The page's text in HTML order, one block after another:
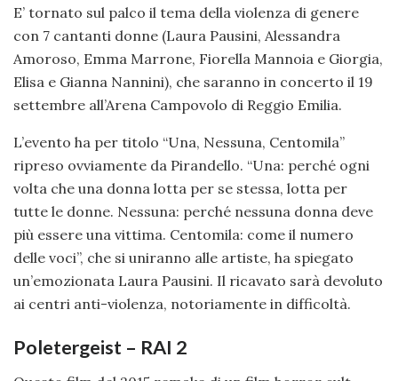
E’ tornato sul palco il tema della violenza di genere
con 7 cantanti donne (Laura Pausini, Alessandra
Amoroso, Emma Marrone, Fiorella Mannoia e Giorgia,
Elisa e Gianna Nannini), che saranno in concerto il 19
settembre all’Arena Campovolo di Reggio Emilia.
L’evento ha per titolo “Una, Nessuna, Centomila”
ripreso ovviamente da Pirandello. “Una: perché ogni
volta che una donna lotta per se stessa, lotta per
tutte le donne. Nessuna: perché nessuna donna deve
più essere una vittima. Centomila: come il numero
delle voci”, che si uniranno alle artiste, ha spiegato
un’emozionata Laura Pausini. Il ricavato sarà devoluto
ai centri anti-violenza, notoriamente in difficoltà.
Poletergeist – RAI 2